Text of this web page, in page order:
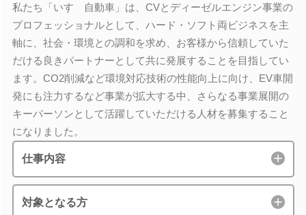
私たち「いすゞ自動車」は、CVとディーゼルエンジン事業の
プロフェッショナルとして、ハード・ソフト両ビジネスを主
軸に、社会・環境との調和を求め、お客様から信頼していた
だける良きパートナーとして共に発展することを目指してい
ます。CO2削減など環境対応技術の性能向上に向け、EV車開
発にも注力するなど事業が拡大する中、さらなる事業展開の
キーパーソンとして活躍していただける人材を募集すること
になりました。
仕事内容
対象となる方